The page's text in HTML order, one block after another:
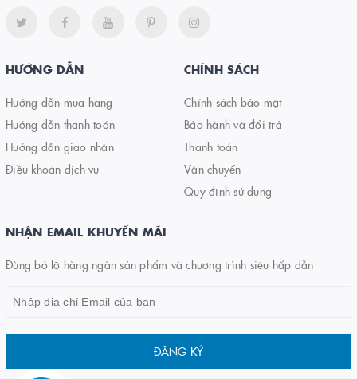
HƯỚNG DẪN
Hướng dẫn mua hàng
Hướng dẫn thanh toán
Hướng dẫn giao nhận
Điều khoản dịch vụ
CHÍNH SÁCH
Chính sách bảo mật
Bảo hành và đổi trả
Thanh toán
Vận chuyển
Quy định sử dụng
NHẬN EMAIL KHUYẾN MÃI
Đừng bỏ lỡ hàng ngàn sản phẩm và chương trình siêu hấp dẫn
ĐĂNG KÝ